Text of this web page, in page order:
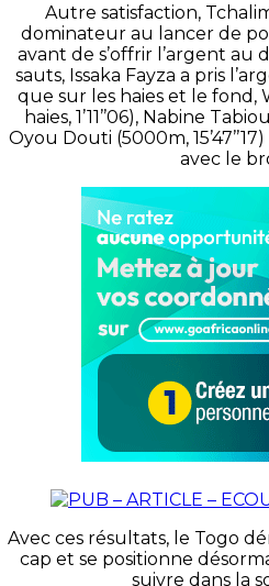
Autre satisfaction,
dominateur au lancer de
avant de s’offrir l’argent au
sauts, Issaka Fayza a pris
que sur les haies et le fond,
haies, 1’11’’06), Nabine
Oyou Douti (5000m,
avec le
Avec ces résultats, le Togo
cap et se positionne
suivre dans la